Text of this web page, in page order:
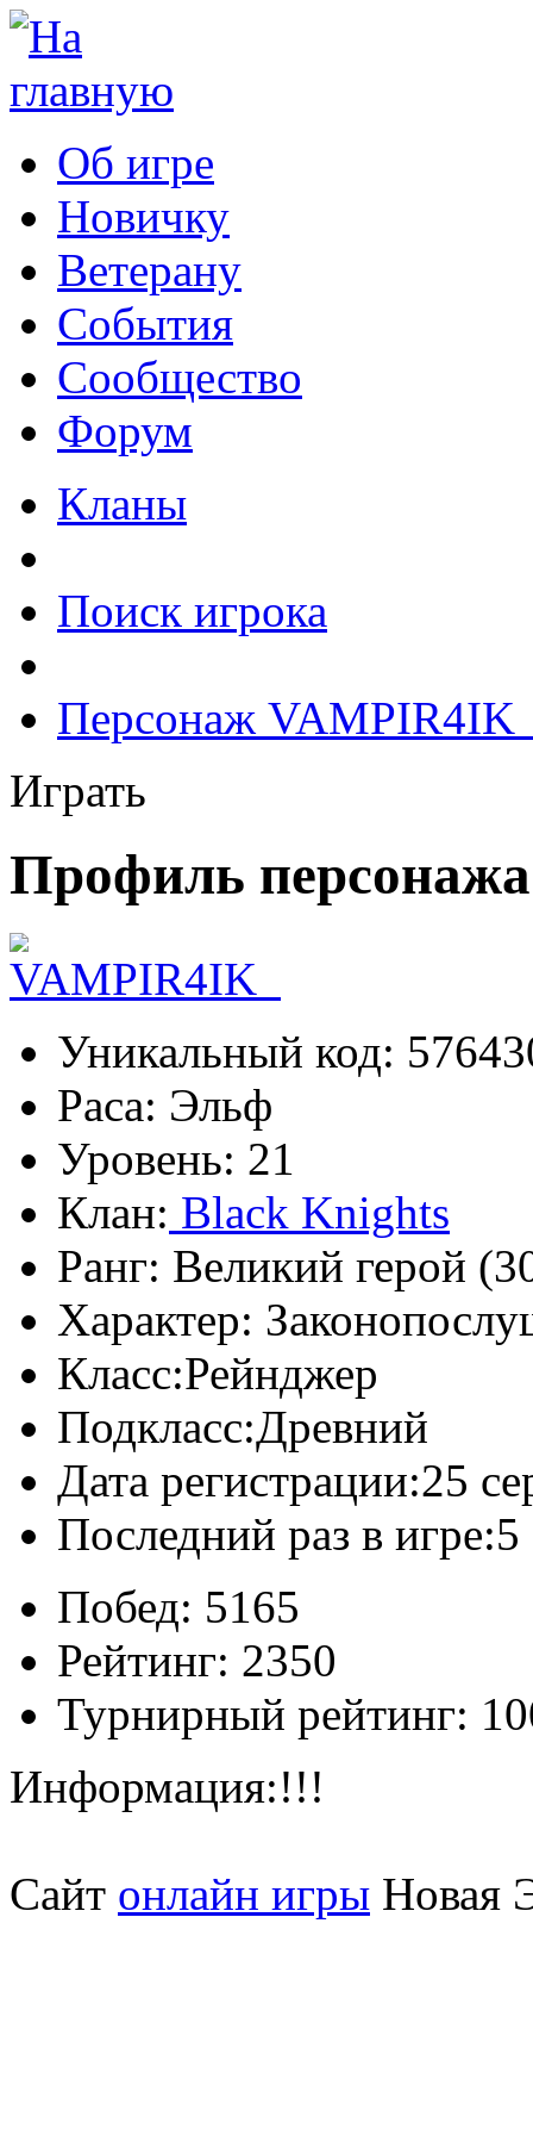
Об игре
Новичку
Ветерану
События
Сообщество
Форум
Кланы
Поиск игрока
Персонаж
Играть
Профиль
Уникальный код:
Раса: Эльф
Уровень: 21
Клан: Black Knights
Ранг: Великий герой
Характер:
Класс:Рейнджер
Подкласс:Древний
Дата регистрации:25
Последний раз в игре:5
Побед: 5165
Рейтинг: 2350
Турнирный рейтинг:
Информация:!!!
Сайт онлайн игры Новая